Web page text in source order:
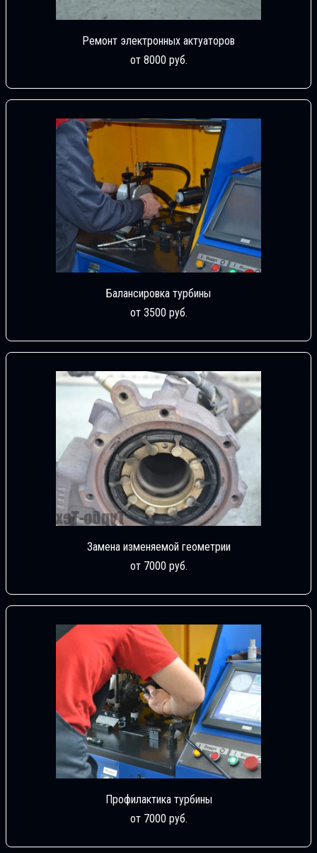
Ремонт электронных актуаторов
от 8000 руб.
Балансировка турбины
от 3500 руб.
Замена изменяемой геометрии
от 7000 руб.
Профилактика турбины
от 7000 руб.